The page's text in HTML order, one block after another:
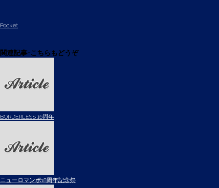
Pocket
関連記事-こちらもどうぞ
BORDERLESS 16周年
ニューロマンポ18周年記念祭